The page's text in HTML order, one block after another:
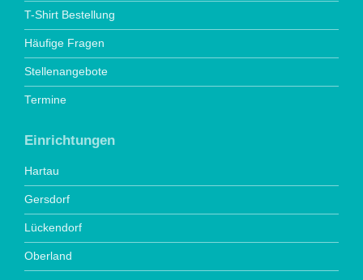
T-Shirt Bestellung
Häufige Fragen
Stellenangebote
Termine
Einrichtungen
Hartau
Gersdorf
Lückendorf
Oberland